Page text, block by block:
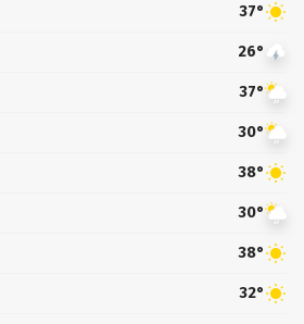
37°
26°
37°
30°
38°
30°
38°
32°